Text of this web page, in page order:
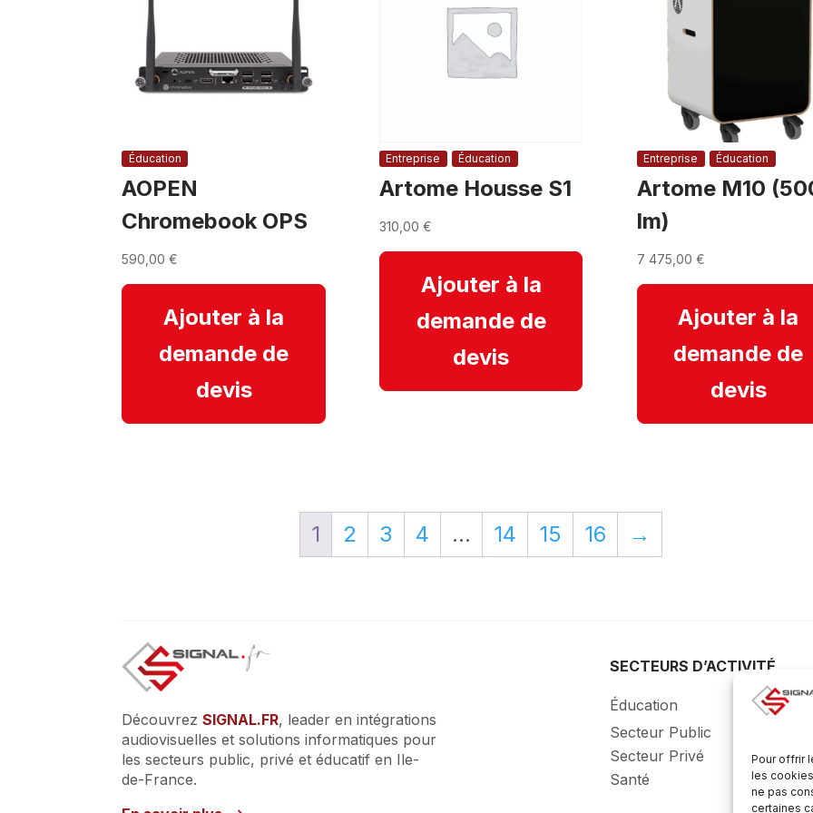
Pour offrir
les
ne pas
certaines
Éducation
AOPEN
Chromebook OPS
590,00€
Ajouter à la
demande de
devis
Entreprise Éducation
Artome Housse S1
310,00 €
Ajouter à la
demande de
devis
Entreprise Éducation
Artome M10
lm)
7 475,00 €
Ajouter à la
demande de
devis
1 2 3 4 … 14 15 16 →
DécouvrezSIGNAL.FR, leader en intégrations
audiovisuelles et solutions informatiques pour
les secteurs public, privé et éducatif en Ile-
de-France.
SECTEURS D’ACTIVITÉ
Éducation
Secteur Public
Secteur Privé
Santé